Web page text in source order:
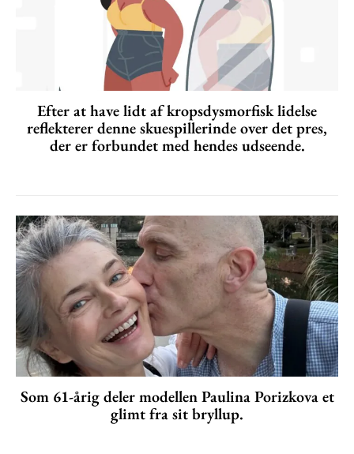
Efter at have lidt af kropsdysmorfisk lidelse
reflekterer denne skuespillerinde over det pres,
der er forbundet med hendes udseende.
Som 61-årig deler modellen Paulina Porizkova et
glimt fra sit bryllup.